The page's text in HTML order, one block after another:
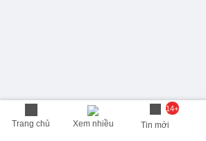
Trang chủ Xem nhiều
14+
Tin mới